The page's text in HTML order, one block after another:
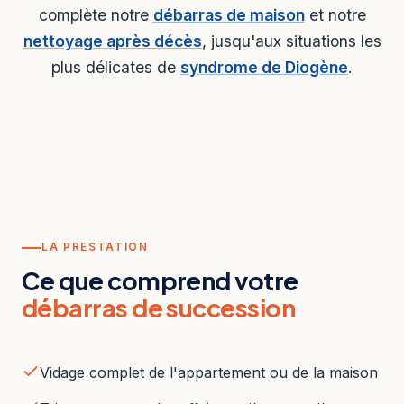
complète notre débarras de maisonet notre
nettoyage après décès, jusqu'aux situations les
plus délicates de syndrome de Diogène.
LA PRESTATION
Ce que comprend votre
débarras de succession
Vidage complet de l'appartement ou de la maison